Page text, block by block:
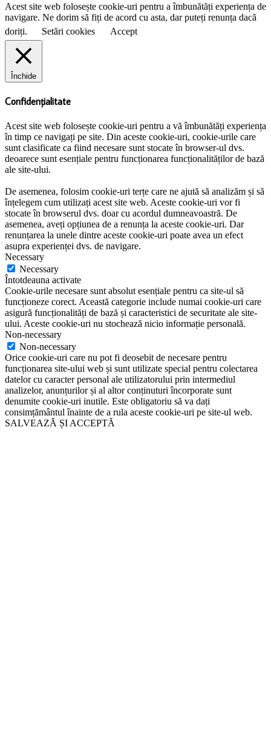
Acest site web folosește cookie-uri pentru a îmbunătăți experiența de
navigare. Ne dorim să fiți de acord cu asta, dar puteți renunța dacă
doriți.
Setări cookies Accept
Închide
Confidențialitate
Acest site web folosește cookie-uri pentru a vă îmbunătăți experiența
în timp ce navigați pe site. Din aceste cookie-uri, cookie-urile care
sunt clasificate ca fiind necesare sunt stocate în browser-ul dvs.
deoarece sunt esențiale pentru funcționarea funcționalităților de bază
ale site-ului.
De asemenea, folosim cookie-uri terțe care ne ajută să analizăm și să
înțelegem cum utilizați acest site web. Aceste cookie-uri vor fi
stocate în browserul dvs. doar cu acordul dumneavoastră. De
asemenea, aveți opțiunea de a renunța la aceste cookie-uri. Dar
renunțarea la unele dintre aceste cookie-uri poate avea un efect
asupra experienței dvs. de navigare.
Necessary
Necessary
Întotdeauna activate
Cookie-urile necesare sunt absolut esențiale pentru ca site-ul să
funcționeze corect. Această categorie include numai cookie-uri care
asigură funcționalități de bază și caracteristici de securitate ale site-
ului. Aceste cookie-uri nu stochează nicio informație personală.
Non-necessary
Non-necessary
Orice cookie-uri care nu pot fi deosebit de necesare pentru
funcționarea site-ului web și sunt utilizate special pentru colectarea
datelor cu caracter personal ale utilizatorului prin intermediul
analizelor, anunțurilor și al altor conținuturi încorporate sunt
denumite cookie-uri inutile. Este obligatoriu să va dați
consimțământul înainte de a rula aceste cookie-uri pe site-ul web.
SALVEAZĂ ȘI ACCEPTĂ